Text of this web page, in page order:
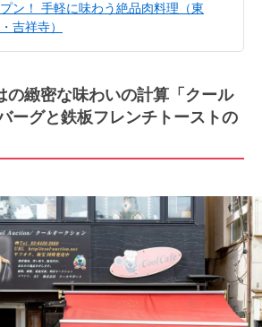
ン！ 手軽に味わう絶品肉料理（東
吉祥寺）
の緻密な味わいの計算「クール
ーグと鉄板フレンチトーストの